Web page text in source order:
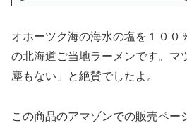
オホーツク海の海水の塩を１００
の北海道ご当地ラーメンです。マ
塵もない」と絶賛でしたよ。
この商品のアマゾンでの販売ペー